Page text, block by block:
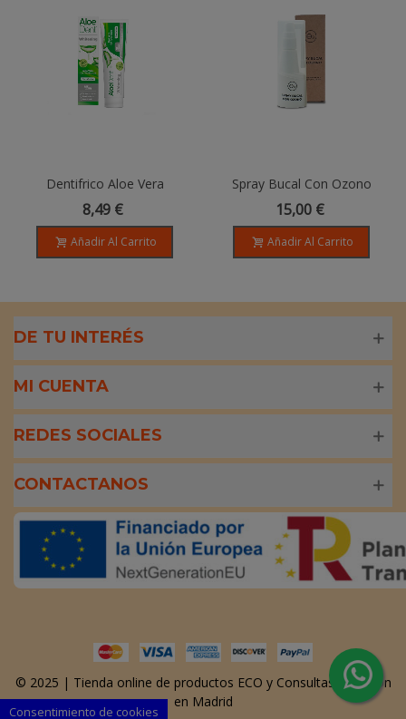
Dentifrico Aloe Vera
Blanqueador - 100ml
8,49 €
Añadir Al Carrito
Spray Bucal Con Ozono
100% Natural - 40ml
15,00 €
Añadir Al Carrito
DE TU INTERÉS
MI CUENTA
REDES SOCIALES
CONTACTANOS
© 2025 | Tienda online de productos ECO y Consultas Nutrición
en Madrid
Consentimiento de cookies